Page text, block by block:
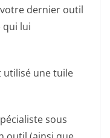
dernier outil
qui lui
utilisé une tuile
sous